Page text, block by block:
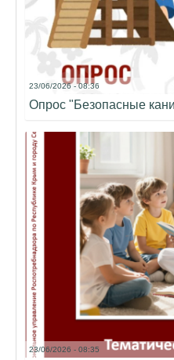
23/06/2026 - 08:36
Опрос "Безопасные
23/06/2026 - 08:35